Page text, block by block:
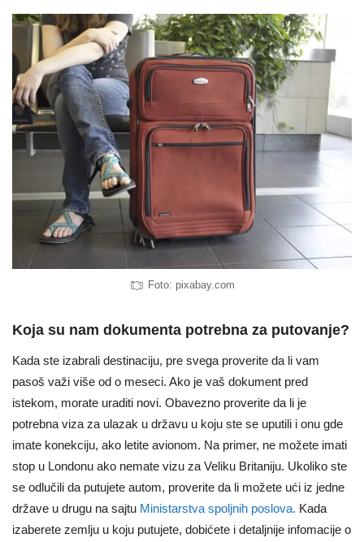
Foto: pixabay.com
Koja su nam dokumenta potrebna za putovanje?
Kada ste izabrali destinaciju, pre svega proverite da li vam
pasoš važi više od o meseci. Ako je vaš dokument pred
istekom, morate uraditi novi. Obavezno proverite da li je
potrebna viza za ulazak u državu u koju ste se uputili i onu gde
imate konekciju, ako letite avionom. Na primer, ne možete imati
stop u Londonu ako nemate vizu za Veliku Britaniju. Ukoliko ste
se odlučili da putujete autom, proverite da li možete ući iz jedne
države u drugu na sajtu Ministarstva spoljnih poslova. Kada
izaberete zemlju u koju putujete, dobićete i detaljnije infomacije o